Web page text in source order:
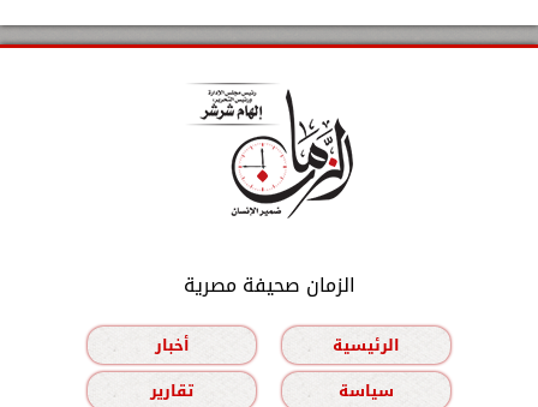
الزمان صحيفة مصرية
الرئيسية
أخبار
سياسة
تقارير